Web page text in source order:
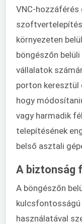
VNC-hozzáférés
környezeten
böngészőn
vállalatok
porton keresztül
hogy
vagy harmadik
telepítésének
belső asztali
A biztonság
A böngészőn
kulcsfontosságú
használatával